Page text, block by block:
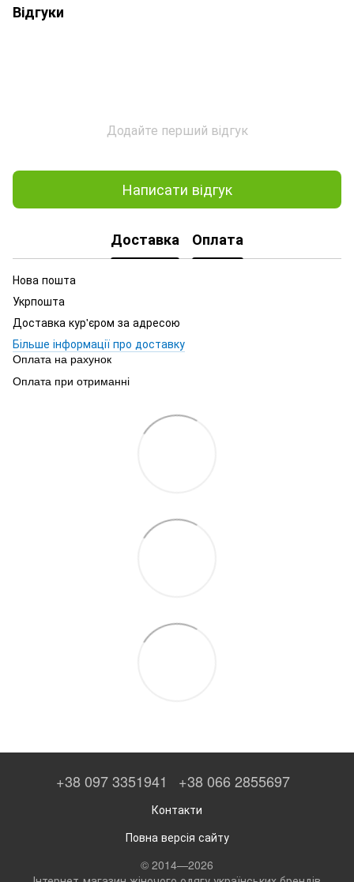
Відгуки
Додайте перший відгук
Написати відгук
Доставка Оплата
Нова пошта
Укрпошта
Доставка кур'єром за адресою
Більше інформації про доставку
Оплата на рахунок
Оплата при отриманні
+38 097 3351941 +38 066 2855697
Контакти
Повна версія сайту
© 2014—2026